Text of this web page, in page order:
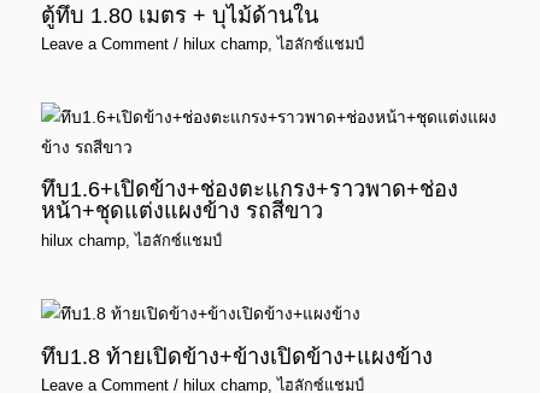
ตู้ทึบ 1.80 เมตร + บุไม้ด้านใน
Leave a Comment / hilux champ,ไฮลักซ์แชมป์
ทึบ1.6+เปิดข้าง+ช่องตะแกรง+ราวพาด+ช่อง
หน้า+ชุดแต่งแผงข้าง รถสีขาว
hilux champ ,ไฮลักซ์แชมป์
ทึบ1.8 ท้ายเปิดข้าง+ข้างเปิดข้าง+แผงข้าง
Leave a Comment / hilux champ,ไฮลักซ์แชมป์